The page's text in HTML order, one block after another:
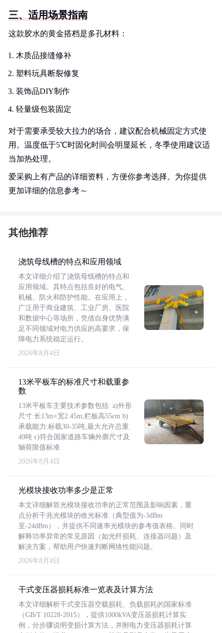
三、适用场景指南
这款胶水的黄金搭档是多孔材料：
木质品接缝修补
塑料玩具断裂修复
装饰品DIY制作
轻量级包装固定
对于需要承受较大拉力的场合，建议配合机械固定方式使
用。温度低于5℃时固化时间会明显延长，冬季使用建议适
当加热处理。
爱采购上有产品的详细资料，方便你参考选择。为你提供
更加详细的信息参考～
其他推荐
浇筑母线槽的特点和应用领域
本文详细介绍了浇筑母线槽的特点和
应用领域。其特点包括良好的电气、
机械、防火和防护性能。在应用上，
广泛用于商业建筑、工业厂房、医院
和数据中心等场所，凭借自身优势满
足不同领域对电力供应的高要求，保
障电力系统稳定运行。
2026年8月4日
13米平板车的标准尺寸和载重参
数
13米平板车主要技术参数包括: a)外形
尺寸:长13m×宽2.45m,栏板高55cm b)
承载能力:标载30-35吨,最大允许总重
49吨 c)符合国家道路车辆外廓尺寸及
轴荷限值标准
2026年8月4日
光模块接收功率多少是正常
本文详细解答光模块接收功率的正常范围及影响因素，重
点分析千兆光模块的收光标准（典型值为-3dBm
至-24dBm），并提供不同速率光模块的参考值表格。同时
解释功率异常的常见原因（如光纤损耗、连接器问题）及
解决方案，帮助用户快速判断网络性能问题。
2026年8月4日
干式变压器损耗标准一览表及计算方法
本文详细解析干式变压器空载损耗、负载损耗的国家标准
（GB/T 10228-2015），提供1000kVA变压器损耗计算实
例，分步骤说明变损计算方法，并附电力变压器损耗计算